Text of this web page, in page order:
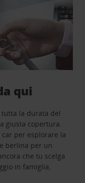
qui
la durata del
giusta copertura.
per esplorare la
berlina per un
che tu scelga
in famiglia,